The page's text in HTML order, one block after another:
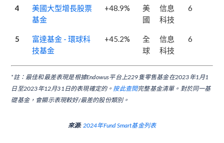
4
美國大型增長股票
基金
+48.9%
美
國
信息
科技
6
5
富達基金 - 環球科
技基金
+45.2%
全
球
信息
科技
6
*註：最佳和最差表現是根據Endowus平台上229隻零售基金在2023年1月1
日至2023年12月31日的表現確定的。 按此查閱完整基金清單。對於同一基
礎基金，會顯示表現較好/最差的股份類別。
來源: 2024年Fund Smart基金列表